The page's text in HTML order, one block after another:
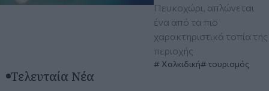
Πευκοχώρι, απλώνεται
ένα από τα πιο
χαρακτηριστικά τοπία της
περιοχής
Χαλκιδική τουρισμός
Τελευταία Νέα